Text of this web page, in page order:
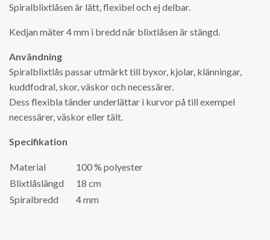
Spiralblixtlåsen är lätt, flexibel och ej delbar.
Kedjan mäter 4 mm i bredd när blixtlåsen är stängd.
Användning
Spiralblixtlås passar utmärkt till byxor, kjolar, klänningar,
kuddfodral, skor, väskor och necessärer.
Dess flexibla tänder underlättar i kurvor på till exempel
necessärer, väskor eller tält.
Specifikation
Material
100 % polyester
Blixtlåslängd
18 cm
Spiralbredd
4 mm